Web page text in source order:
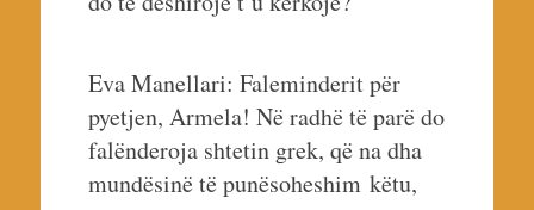
Eva Manellari: Faleminderit për
pyetjen, Armela! Në radhë të parë do
falënderoja shtetin grek, që na dha
mundësinë të punësoheshim këtu,